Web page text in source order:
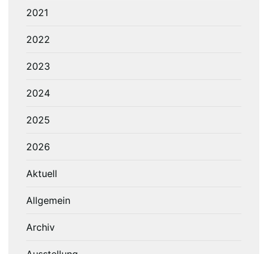
2021
2022
2023
2024
2025
2026
Aktuell
Allgemein
Archiv